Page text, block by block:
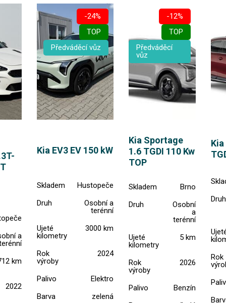
a
km
2022
-24%
TOP
Předváděcí vůz
Kia EV3 EV 150 kW
Skladem
Hustopeče
Druh
Osobní a
terénní
Ujeté
kilometry
3000 km
Rok
výroby
2024
Palivo
Elektro
Barva
zelená
-12%
TOP
Předváděcí
vůz
Kia Sportage
1.6 TGDI 110 Kw
TOP
Skladem
Brno
Druh
Osobní
a
terénní
Ujeté
kilometry
5 km
Rok
výroby
2026
Palivo
Benzín
Kia
Druh
Rok